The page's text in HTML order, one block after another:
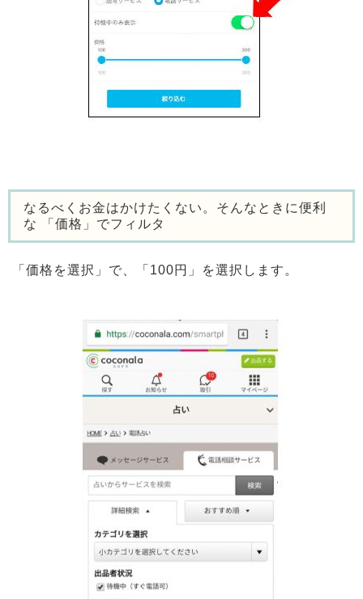
なるべくお金はかけたくない。 そんなときに便利
な 「価格」でフィルタ
「価格を選択」で、「100円」を選択します。